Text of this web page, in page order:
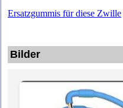
Ersatzgummis für diese Zwille
Bilder